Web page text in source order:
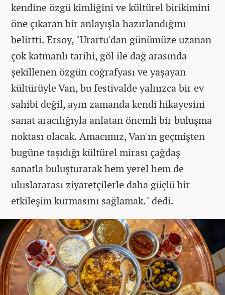
kendine özgü kimliğini ve kültürel birikimini
öne çıkaran bir anlayışla hazırlandığını
belirtti. Ersoy, "Urartu'dan günümüze uzanan
çok katmanlı tarihi, göl ile dağ arasında
şekillenen özgün coğrafyası ve yaşayan
kültürüyle Van, bu festivalde yalnızca bir ev
sahibi değil, aynı zamanda kendi hikayesini
sanat aracılığıyla anlatan önemli bir buluşma
noktası olacak. Amacımız, Van'ın geçmişten
bugüne taşıdığı kültürel mirası çağdaş
sanatla buluşturarak hem yerel hem de
uluslararası ziyaretçilerle daha güçlü bir
etkileşim kurmasını sağlamak." dedi.